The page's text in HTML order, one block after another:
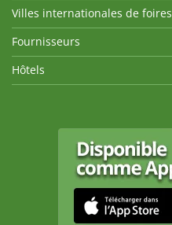
Villes internationales de foires
Fournisseurs
Hôtels